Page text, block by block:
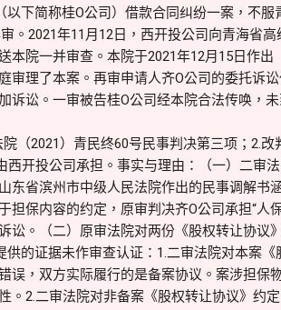
下简称桂O公司）借款合同纠纷一案，不
。2021年11月12日，西开投公司向青海省
本院一并审查。本院于2021年12月15日作出
审理了本案。再审申请人齐O公司的委托诉
诉讼。一审被告桂O公司经本院合法传唤，
（2021）青民终60号民事判决第三项；2.
开投公司承担。事实与理由：（一）二审
东省滨州市中级人民法院作出的民事调解书
保内容的约定，原审判决齐O公司承担“人
讼。（二）原审法院对两份《股权转让协议
的证据未作审查认证：1.二审法院对本案
误，双方实际履行的是备案协议。案涉担保
。2.二审法院对非备案《股权转让协议》约